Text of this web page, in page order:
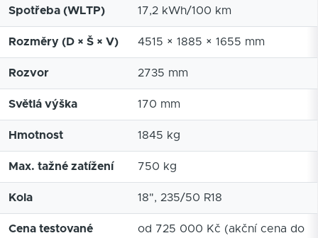
Spotřeba (WLTP) 17,2 kWh/100 km
Rozměry (D × Š × V) 4515 × 1885 × 1655 mm
Rozvor 2735 mm
Světlá výška 170 mm
Hmotnost 1845 kg
Max. tažné zatížení 750 kg
Kola 18", 235/50 R18
Cena testované
od 725 000 Kč (akční cena do